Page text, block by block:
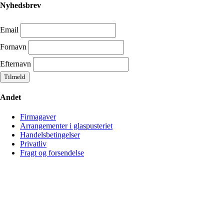
Nyhedsbrev
Email
Fornavn
Efternavn
Andet
Firmagaver
Arrangementer i glaspusteriet
Handelsbetingelser
Privatliv
Fragt og forsendelse